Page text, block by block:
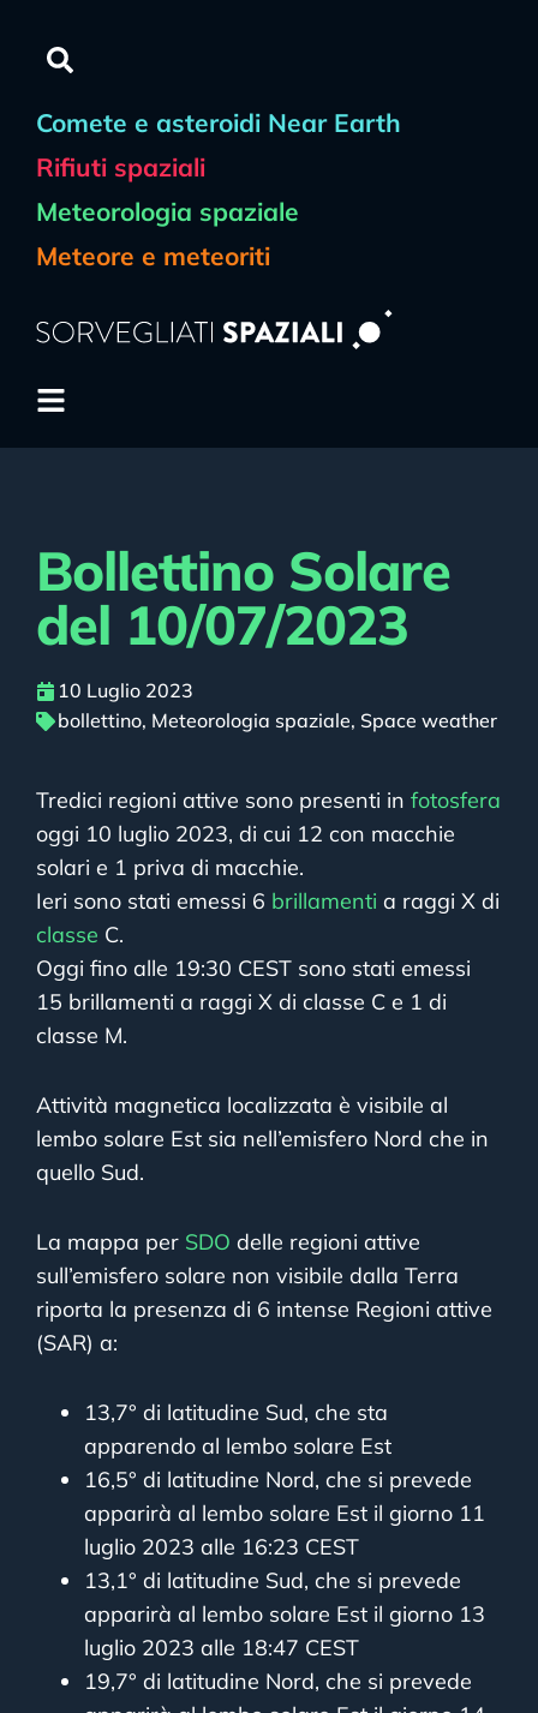
Comete e asteroidi Near Earth
Rifiuti spaziali
Meteorologia spaziale
Meteore e meteoriti
Bollettino Solare
del 10/07/2023
10 Luglio 2023
bollettino, Meteorologia spaziale, Space weather
Tredici regioni attive sono presenti in fotosfera
oggi 10 luglio 2023, di cui 12 con macchie
solari e 1 priva di macchie.
Ieri sono stati emessi 6 brillamenti a raggi X di
classe C.
Oggi fino alle 19:30 CEST sono stati emessi
15 brillamenti a raggi X di classe C e 1 di
classe M.
Attività magnetica localizzata è visibile al
lembo solare Est sia nell’emisfero Nord che in
quello Sud.
La mappa per SDO delle regioni attive
sull’emisfero solare non visibile dalla Terra
riporta la presenza di 6 intense Regioni attive
(SAR) a:
13,7° di latitudine Sud, che sta
apparendo al lembo solare Est
16,5° di latitudine Nord, che si prevede
apparirà al lembo solare Est il giorno 11
luglio 2023 alle 16:23 CEST
13,1° di latitudine Sud, che si prevede
apparirà al lembo solare Est il giorno 13
luglio 2023 alle 18:47 CEST
19,7° di latitudine Nord, che si prevede